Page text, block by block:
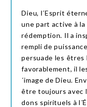
Dieu, l´Esprit
une part active à
rédemption. Il a
rempli de
persuade les êtres
favorablement, il
´image de Dieu.
être toujours avec
dons spirituels à